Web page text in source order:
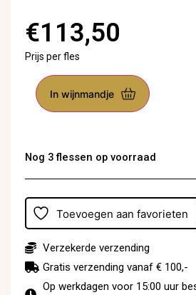
€113,50
Prijs per fles
In wijnmandje
Nog 3 flessen op voorraad
Toevoegen aan favorieten
Verzekerde verzending
Gratis verzending vanaf € 100,-
Op werkdagen voor 15:00 uur